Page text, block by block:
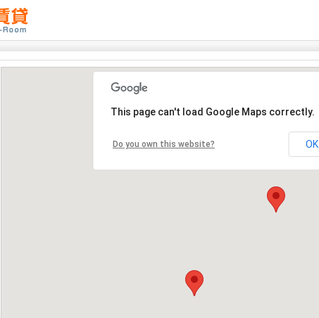
This page can't load Google Maps correctly.
Do you own this website? OK